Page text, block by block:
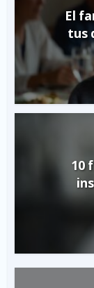
El
tus
10